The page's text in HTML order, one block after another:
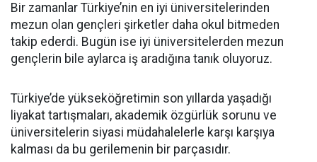
Bir zamanlar Türkiye’nin en iyi üniversitelerinden
mezun olan gençleri şirketler daha okul bitmeden
takip ederdi. Bugün ise iyi üniversitelerden mezun
gençlerin bile aylarca iş aradığına tanık oluyoruz.
Türkiye’de yükseköğretimin son yıllarda yaşadığı
liyakat tartışmaları, akademik özgürlük sorunu ve
üniversitelerin siyasi müdahalelerle karşı karşıya
kalması da bu gerilemenin bir parçasıdır.